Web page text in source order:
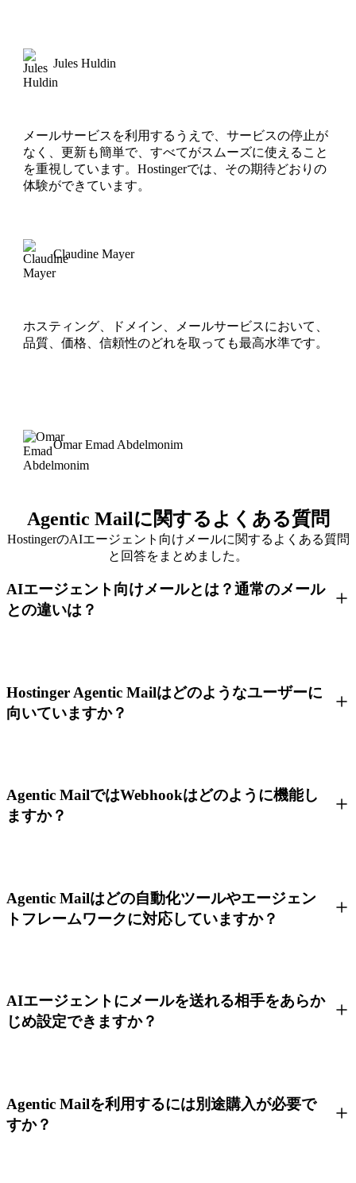
Jules Huldin
メールサービスを利用するうえで、サービスの停止が
なく、更新も簡単で、すべてがスムーズに使えること
を重視しています。Hostingerでは、その期待どおりの
体験ができています。
Claudine Mayer
ホスティング、ドメイン、メールサービスにおいて、
品質、価格、信頼性のどれを取っても最高水準です。
Omar Emad Abdelmonim
Agentic Mailに関するよくある質問
HostingerのAIエージェント向けメールに関するよくある質問
と回答をまとめました。
AIエージェント向けメールとは？通常のメール
との違いは？
Hostinger Agentic Mailはどのようなユーザーに
向いていますか？
Agentic MailではWebhookはどのように機能し
ますか？
Agentic Mailはどの自動化ツールやエージェン
トフレームワークに対応していますか？
AIエージェントにメールを送れる相手をあらか
じめ設定できますか？
Agentic Mailを利用するには別途購入が必要で
すか？